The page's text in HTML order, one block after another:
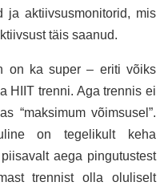
ja aktiivsusmonitorid, mis
täis saanud.
on ka super – eriti võiks
HIIT trenni. Aga trennis ei
“maksimum võimsusel”.
on tegelikult keha
aega pingutustest
trennist olla oluliselt